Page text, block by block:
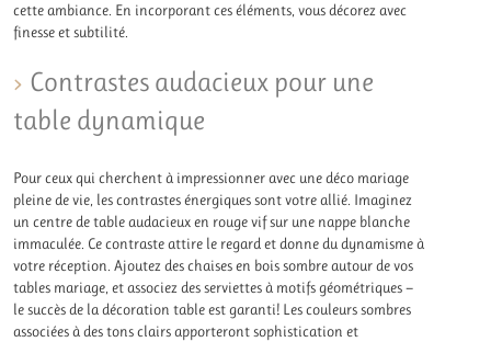
cette ambiance. En incorporant ces éléments, vous décorez avec
finesse et subtilité.
Contrastes audacieux pour une
table dynamique
Pour ceux qui cherchent à impressionner avec une déco mariage
pleine de vie, les contrastes énergiques sont votre allié. Imaginez
un centre de table audacieux en rouge vif sur une nappe blanche
immaculée. Ce contraste attire le regard et donne du dynamisme à
votre réception. Ajoutez des chaises en bois sombre autour de vos
tables mariage, et associez des serviettes à motifs géométriques —
le succès de la décoration table est garanti! Les couleurs sombres
associées à des tons clairs apporteront sophistication et